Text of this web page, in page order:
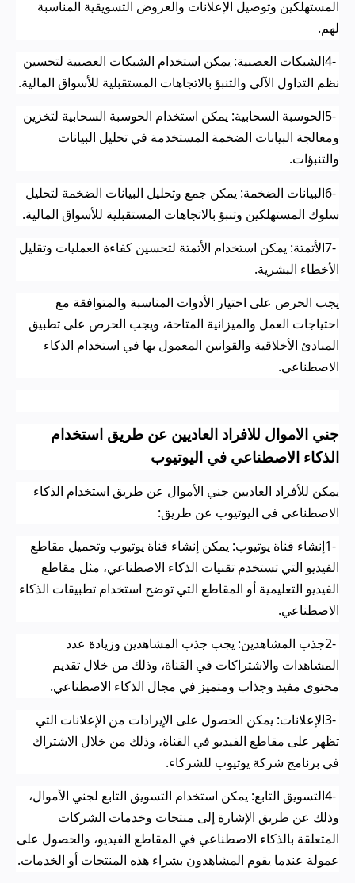
المستهلكين وتوصيل الإعلانات والعروض التسويقية المناسبة
لهم.
4-الشبكات العصبية: يمكن استخدام الشبكات العصبية لتحسين
نظم التداول الآلي والتنبؤ بالاتجاهات المستقبلية للأسواق المالية.
5-الحوسبة السحابية: يمكن استخدام الحوسبة السحابية لتخزين
ومعالجة البيانات الضخمة المستخدمة في تحليل البيانات
والتنبؤات.
6-البيانات الضخمة: يمكن جمع وتحليل البيانات الضخمة لتحليل
سلوك المستهلكين وتنبؤ بالاتجاهات المستقبلية للأسواق المالية.
7-الأتمتة: يمكن استخدام الأتمتة لتحسين كفاءة العمليات وتقليل
الأخطاء البشرية.
يجب الحرص على اختيار الأدوات المناسبة والمتوافقة مع
احتياجات العمل والميزانية المتاحة، ويجب الحرص على تطبيق
المبادئ الأخلاقية والقوانين المعمول بها في استخدام الذكاء
الاصطناعي.
جني الاموال للافراد العاديين عن طريق استخدام
الذكاء الاصطناعي في اليوتيوب
يمكن للأفراد العاديين جني الأموال عن طريق استخدام الذكاء
الاصطناعي في اليوتيوب عن طريق:
1-إنشاء قناة يوتيوب: يمكن إنشاء قناة يوتيوب وتحميل مقاطع
الفيديو التي تستخدم تقنيات الذكاء الاصطناعي، مثل مقاطع
الفيديو التعليمية أو المقاطع التي توضح استخدام تطبيقات الذكاء
الاصطناعي.
2-جذب المشاهدين: يجب جذب المشاهدين وزيادة عدد
المشاهدات والاشتراكات في القناة، وذلك من خلال تقديم
محتوى مفيد وجذاب ومتميز في مجال الذكاء الاصطناعي.
3-الإعلانات: يمكن الحصول على الإيرادات من الإعلانات التي
تظهر على مقاطع الفيديو في القناة، وذلك من خلال الاشتراك
في برنامج شركة يوتيوب للشركاء.
4-التسويق التابع: يمكن استخدام التسويق التابع لجني الأموال،
وذلك عن طريق الإشارة إلى منتجات وخدمات الشركات
المتعلقة بالذكاء الاصطناعي في المقاطع الفيديو، والحصول على
عمولة عندما يقوم المشاهدون بشراء هذه المنتجات أو الخدمات.